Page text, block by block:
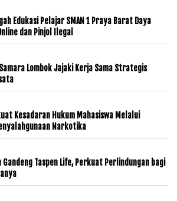
Edukasi Pelajar SMAN 1 Praya Barat Daya
dan Pinjol Ilegal
Lombok Jajaki Kerja Sama Strategis
Kesadaran Hukum Mahasiswa Melalui
Narkotika
Gandeng Taspen Life, Perkuat Perlindungan bagi